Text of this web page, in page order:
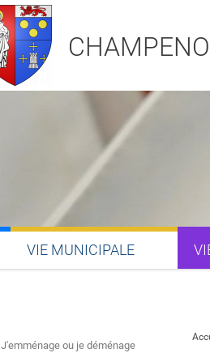
VIE MUNICIPALE
J'emménage ou je déménage